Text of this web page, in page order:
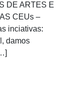
DE ARTES E
CEUs –
inciativas:
damos